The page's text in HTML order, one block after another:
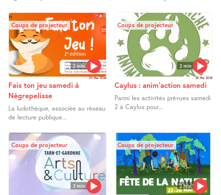
2 min
Coups de projecteur
30 Mai 2024
Fais ton jeu samedi à
Nègrepelisse
La ludothèque, associée au réseau
de lecture publique...
2 min
Coups de projecteur
28 Mai 2024
Caylus : anim’action samedi
Parmi les activités prévues samedi
2 à Caylus pour...
2 min
Coups de projecteur
2 min
Coups de projecteur